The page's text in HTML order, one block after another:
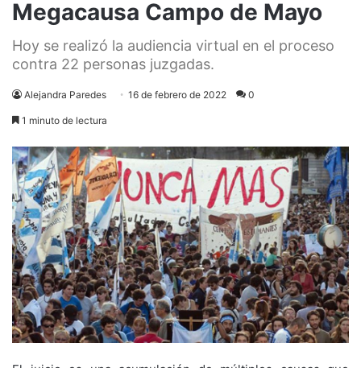
Megacausa Campo de Mayo
Hoy se realizó la audiencia virtual en el proceso
contra 22 personas juzgadas.
Alejandra Paredes 16 de febrero de 2022 0
1 minuto de lectura